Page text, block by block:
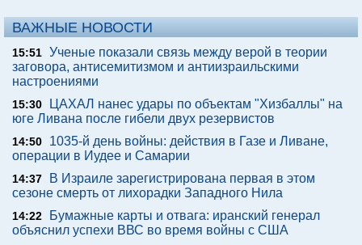
ВАЖНЫЕ НОВОСТИ
15:51 Ученые показали связь между верой в теории
заговора, антисемитизмом и антиизраильскими
настроениями
15:30
ЦАХАЛ нанес удары по объектам "Хизбаллы" на
юге Ливана после гибели двух резервистов
14:50
1035-й день войны: действия в Газе и Ливане,
операции в Иудее и Самарии
14:37
В Израиле зарегистрирована первая в этом
сезоне смерть от лихорадки Западного Нила
14:22
Бумажные карты и отвага: иранский генерал
объяснил успехи ВВС во время войны с США